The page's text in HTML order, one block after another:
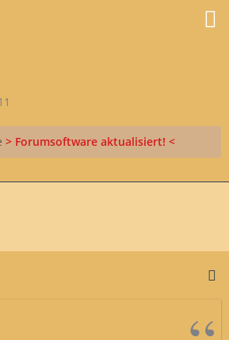
> Forumsoftware aktualisiert! <